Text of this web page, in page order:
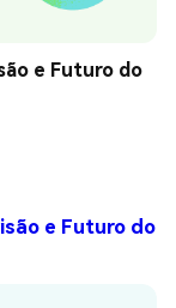
e Futuro do
e Futuro do